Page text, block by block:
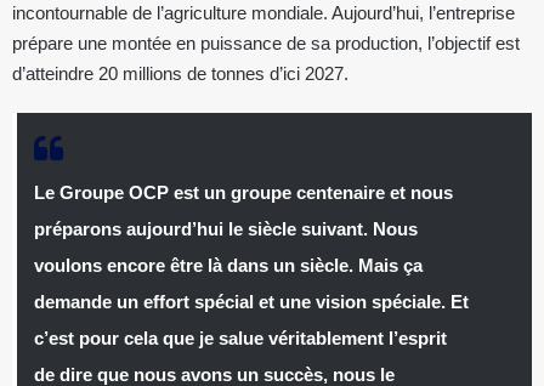
incontournable de l’agriculture mondiale. Aujourd’hui, l’entreprise
prépare une montée en puissance de sa production, l’objectif est
d’atteindre 20 millions de tonnes d’ici 2027.
Le Groupe OCP est un groupe centenaire et nous
préparons aujourd’hui le siècle suivant. Nous
voulons encore être là dans un siècle. Mais ça
demande un effort spécial et une vision spéciale. Et
c’est pour cela que je salue véritablement l’esprit
de dire que nous avons un succès, nous le